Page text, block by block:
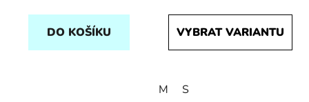
DO KOŠÍKU VYBRAT VARIANTU
M S